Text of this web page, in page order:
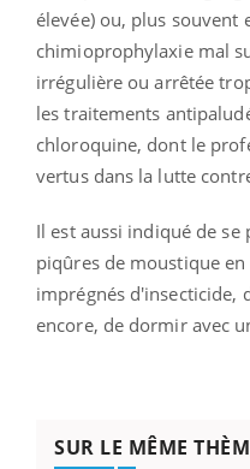
élevée) ou, plus souvent
chimioprophylaxie mal
irrégulière ou arrêtée
les traitements
chloroquine, dont le
vertus dans la lutte
Il est aussi indiqué de
piqûres de moustique
imprégnés d'insecticide,
encore, de dormir avec
SUR LE MÊME